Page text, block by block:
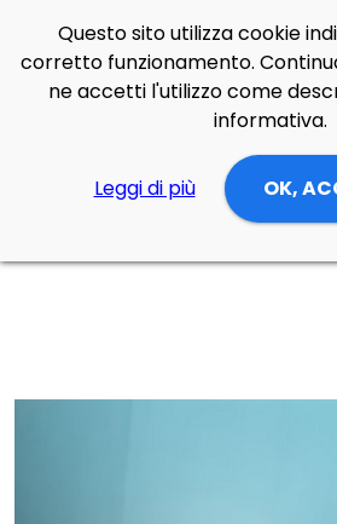
Side Navigation
Prodotti Lampade Parete
Lampada da parete ME.LAttacco di Oceano Oltreluce in alluminio
Questo sito utilizza cookie
corretto funzionamento.
ne accetti l'utilizzo come
informativa.
Leggi di più OK,